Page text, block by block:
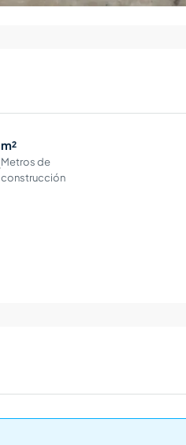
m²
Metros de
construcción